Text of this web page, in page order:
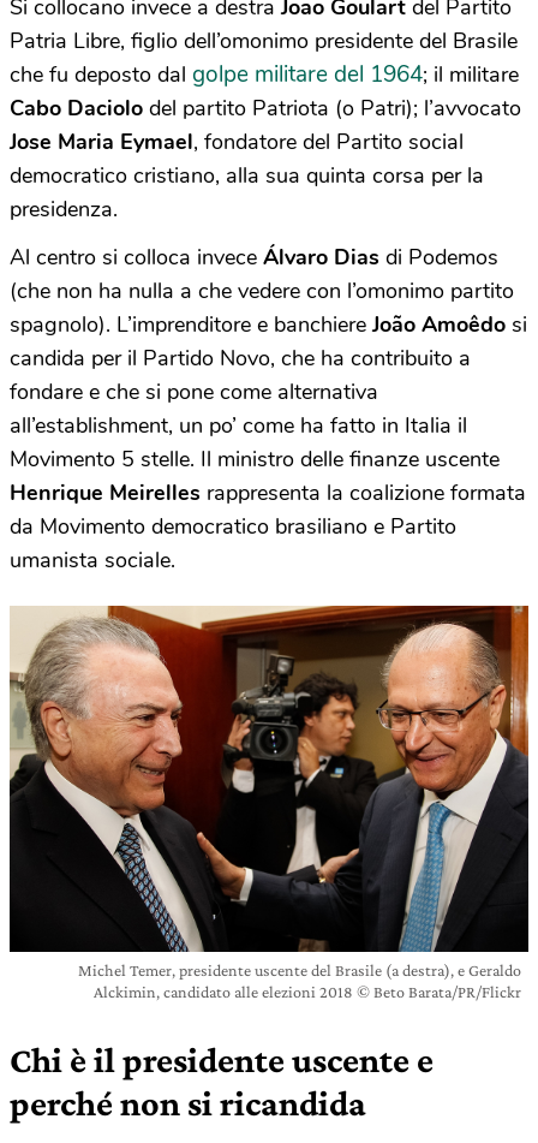
Si collocano invece a destraJoao Goulart del Partito
Patria Libre, figlio dell’omonimo presidente del Brasile
che fu deposto dal golpe militare del 1964; il militare
Cabo Daciolo del partito Patriota (o Patri); l’avvocato
Jose Maria Eymael, fondatore del Partito social
democratico cristiano, alla sua quinta corsa per la
presidenza.
Al centro si colloca invece Álvaro Dias di Podemos
(che non ha nulla a che vedere con l’omonimo partito
spagnolo). L’imprenditore e banchiereJoão Amoêdo si
candida per il Partido Novo, che ha contribuito a
fondare e che si pone come alternativa
all’establishment, un po’ come ha fatto in Italia il
Movimento 5 stelle. Il ministro delle finanze uscente
Henrique Meirelles rappresenta la coalizione formata
da Movimento democratico brasiliano e Partito
umanista sociale.
Michel Temer, presidente uscente del Brasile (a destra), e Geraldo
Alckimin, candidato alle elezioni 2018 © Beto Barata/PR/Flickr
Chi è il presidente uscente e
perché non si ricandida